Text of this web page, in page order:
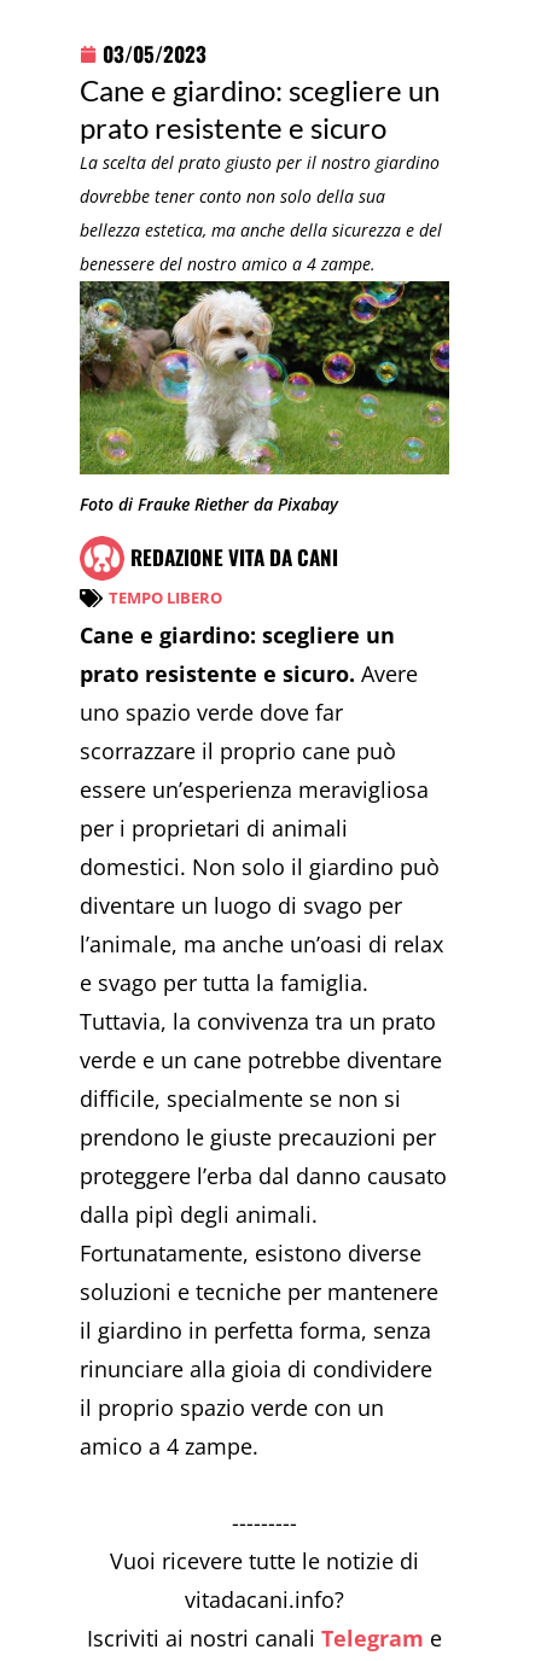
03/05/2023
Cane e giardino: scegliere un
prato resistente e sicuro
La scelta del prato giusto per il nostro giardino
dovrebbe tener conto non solo della sua
bellezza estetica, ma anche della sicurezza e del
benessere del nostro amico a 4 zampe.
Foto di Frauke Riether da Pixabay
REDAZIONE VITA DA CANI
TEMPO LIBERO
Cane e giardino: scegliere un
prato resistente e sicuro.Avere
uno spazio verde dove far
scorrazzare il proprio cane può
essere un’esperienza meravigliosa
per i proprietari di animali
domestici. Non solo il giardino può
diventare un luogo di svago per
l’animale, ma anche un’oasi di relax
e svago per tutta la famiglia.
Tuttavia, la convivenza tra un prato
verde e un cane potrebbe diventare
difficile, specialmente se non si
prendono le giuste precauzioni per
proteggere l’erba dal danno causato
dalla pipì degli animali.
Fortunatamente, esistono diverse
soluzioni e tecniche per mantenere
il giardino in perfetta forma, senza
rinunciare alla gioia di condividere
il proprio spazio verde con un
amico a 4 zampe.
---------
Vuoi ricevere tutte le notizie di
vitadacani.info?
Iscriviti ai nostri canaliTelegram e